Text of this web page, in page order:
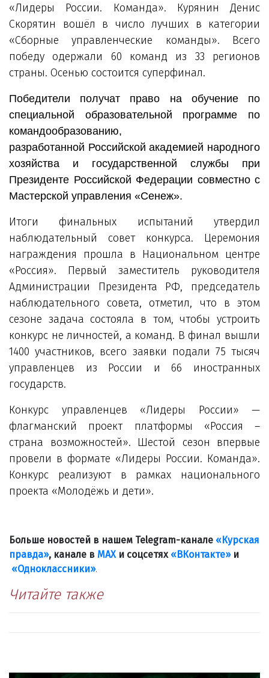
«Лидеры России. Команда». Курянин Денис
Скорятин вошёл в число лучших в категории
«Сборные управленческие команды». Всего
победу одержали 60 команд из 33 регионов
страны. Осенью состоится суперфинал.
Победители получат право на обучение по
специальной образовательной программе по
командообразованию,
разработанной Российской академией народного
хозяйства и государственной службы при
Президенте Российской Федерации совместно с
Мастерской управления «Сенеж».
Итоги финальных испытаний утвердил
наблюдательный совет конкурса. Церемония
награждения прошла в Национальном центре
«Россия». Первый заместитель руководителя
Администрации Президента РФ, председатель
наблюдательного совета, отметил, что в этом
сезоне задача состояла в том, чтобы устроить
конкурс не личностей, а команд. В финал вышли
1400 участников, всего заявки подали 75 тысяч
управленцев из России и 66 иностранных
государств.
Конкурс управленцев «Лидеры России» —
флагманский проект платформы «Россия –
страна возможностей». Шестой сезон впервые
провели в формате «Лидеры России. Команда».
Конкурс реализуют в рамках национального
проекта «Молодёжь и дети».
Больше новостей в нашем Telegram-канале «Курская
правда», канале в МАХи соцсетях «ВКонтакте»и
«Одноклассники».
Читайте также